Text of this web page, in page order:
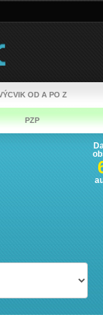
OD A PO Z
PZP